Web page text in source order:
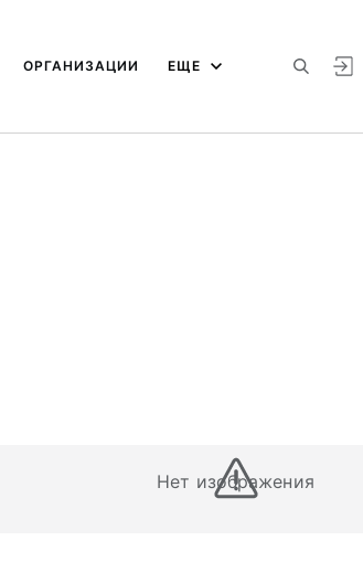
ОРГАНИЗАЦИИ ЕЩЕ
Нет изображения